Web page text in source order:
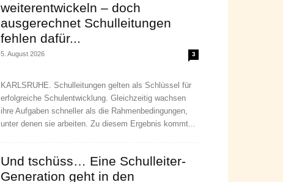
weiterentwickeln – doch
ausgerechnet Schulleitungen
fehlen dafür...
5. August 2026 3
KARLSRUHE. Schulleitungen gelten als Schlüssel für
erfolgreiche Schulentwicklung. Gleichzeitig wachsen
ihre Aufgaben schneller als die Rahmenbedingungen,
unter denen sie arbeiten. Zu diesem Ergebnis kommt...
Und tschüss… Eine Schulleiter-
Generation geht in den